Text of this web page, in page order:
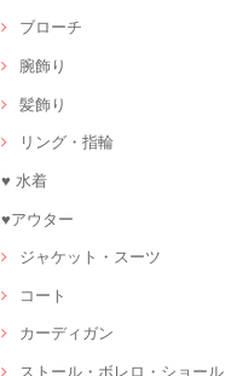
ブローチ
腕飾り
髪飾り
リング・指輪
♥ 水着
♥アウター
ジャケット・スーツ
コート
カーディガン
ストール・ボレロ・ショール